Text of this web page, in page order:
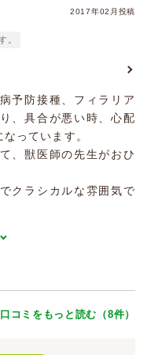
2017年02月投稿
。
予防接種、フィラリア
、具合が悪い時、心配
っています。
、獣医師の先生がおひ
クラシカルな雰囲気で
口コミをもっと読む（8件）